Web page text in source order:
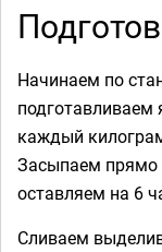
Начинаем по
подготавливаем
каждый
Засыпаем
оставляем на 6
Сливаем